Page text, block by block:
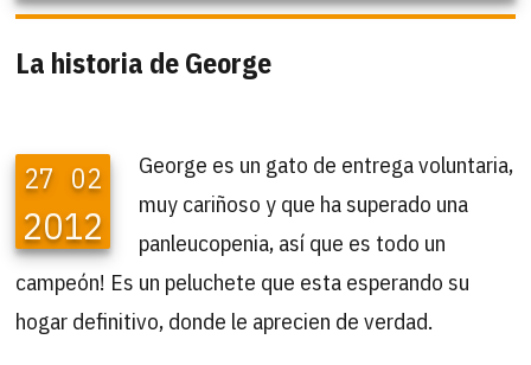
La historia de George
27 02
2012
George es un gato de entrega voluntaria,
muy cariñoso y que ha superado una
panleucopenia, así que es todo un
campeón! Es un peluchete que esta esperando su
hogar definitivo, donde le aprecien de verdad.